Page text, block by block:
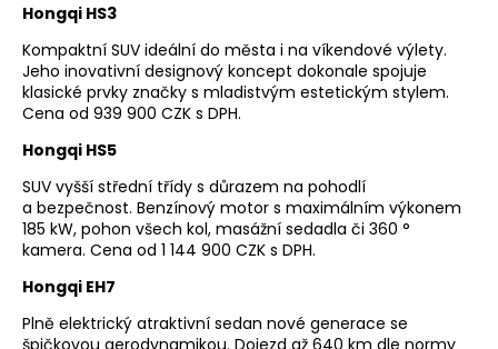
Hongqi HS3
Kompaktní SUV ideální do města i na víkendové výlety.
Jeho inovativní designový koncept dokonale spojuje
klasické prvky značky s mladistvým estetickým stylem.
Cena od 939 900 CZK s DPH.
Hongqi HS5
SUV vyšší střední třídy s důrazem na pohodlí
a bezpečnost. Benzínový motor s maximálním výkonem
185 kW, pohon všech kol, masážní sedadla či 360 °
kamera. Cena od 1 144 900 CZK s DPH.
Hongqi EH7
Plně elektrický atraktivní sedan nové generace se
špičkovou aerodynamikou. Dojezd až 640 km dle normy